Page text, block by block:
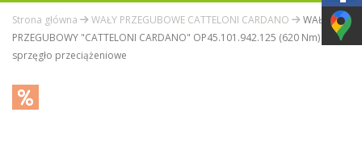
Strona główna WAŁY PRZEGUBOWE CATTELONI CARDANO
WAŁ
PRZEGUBOWY "CATTELONI CARDANO" OP45.101.942.125 (620 Nm) +
sprzęgło przeciążeniowe